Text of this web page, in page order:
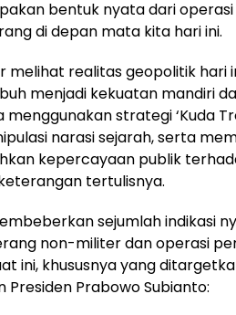
bentuk nyata dari
di depan mata kita hari ini.
melihat realitas geopolitik hari
menjadi kekuatan mandiri
menggunakan strategi ‘Kuda
narasi sejarah, serta
kepercayaan publik
tertulisnya.
sejumlah indikasi
non-militer dan operasi
ini, khususnya yang
Presiden Prabowo Subianto: